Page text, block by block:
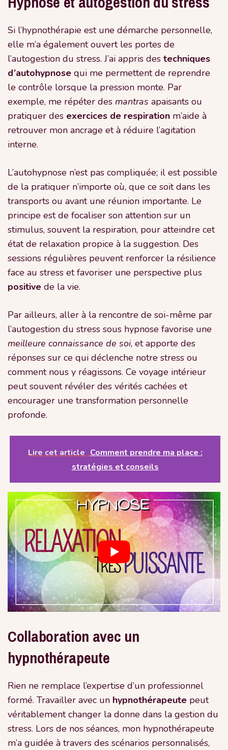
Si l’hypnothérapie est une démarche personnelle,
elle m’a également ouvert les portes de
l’autogestion du stress. J’ai appris des techniques
d’autohypnose qui me permettent de reprendre
le contrôle lorsque la pression monte. Par
exemple, me répéter des mantras apaisants ou
pratiquer des exercices de respiration m’aide à
retrouver mon ancrage et à réduire l’agitation
interne.
L’autohypnose n’est pas compliquée; il est possible
de la pratiquer n’importe où, que ce soit dans les
transports ou avant une réunion importante. Le
principe est de focaliser son attention sur un
stimulus, souvent la respiration, pour atteindre cet
état de relaxation propice à la suggestion. Des
sessions régulières peuvent renforcer la résilience
face au stress et favoriser une perspective plus
positive de la vie.
Par ailleurs, aller à la rencontre de soi-même par
l’autogestion du stress sous hypnose favorise une
meilleure connaissance de soi, et apporte des
réponses sur ce qui déclenche notre stress ou
comment nous y réagissons. Ce voyage intérieur
peut souvent révéler des vérités cachées et
encourager une transformation personnelle
profonde.
Lire cet article Comment prendre ma place :
stratégies et conseils
Collaboration avec un
hypnothérapeute
Rien ne remplace l’expertise d’un professionnel
formé. Travailler avec un hypnothérapeute peut
véritablement changer la donne dans la gestion du
stress. Lors de nos séances, mon hypnothérapeute
m’a guidée à travers des scénarios personnalisés,